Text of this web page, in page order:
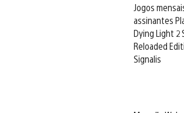
Jogos
assinantes
Dying Light 2
Reloaded
Signalis